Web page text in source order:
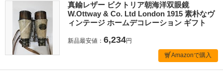
真鍮レザー ビクトリア朝海洋双眼鏡
W.Ottway & Co. Ltd London 1915 素朴なヴ
ィンテージ ホームデコレーション ギフト
新品最安値： 6,234円
Amazonで購入